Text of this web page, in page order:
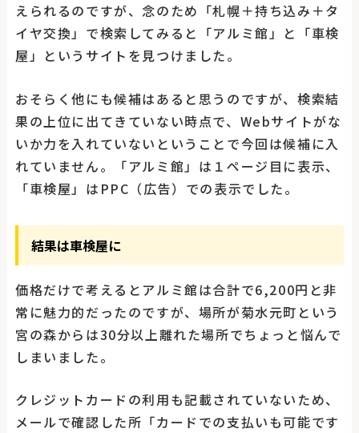
えられるのですが、念のため「札幌＋持ち込み＋タ
イヤ交換」で検索してみると「アルミ館」と「車検
屋」というサイトを見つけました。
おそらく他にも候補はあると思うのですが、検索結
果の上位に出てきていない時点で、Webサイトがな
いか力を入れていないということで今回は候補に入
れていません。「アルミ館」は１ページ目に表示、
「車検屋」はPPC（広告）での表示でした。
結果は車検屋に
価格だけで考えるとアルミ館は合計で6,200円と非
常に魅力的だったのですが、場所が菊水元町という
宮の森からは30分以上離れた場所でちょっと悩んで
しまいました。
クレジットカードの利用も記載されていないため、
メールで確認した所「カードでの支払いも可能です